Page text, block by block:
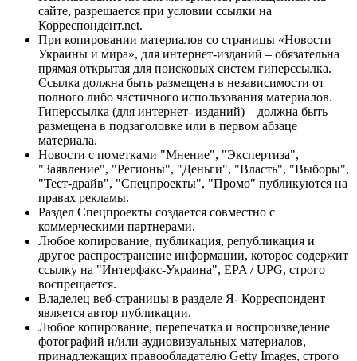
сайте, разрешается при условии ссылки на
Корреспондент.net.
При копировании материалов со страницы «Новости
Украины и мира», для интернет-изданий – обязательна
прямая открытая для поисковых систем гиперссылка.
Ссылка должна быть размещена в независимости от
полного либо частичного использования материалов.
Гиперссылка (для интернет- изданий) – должна быть
размещена в подзаголовке или в первом абзаце
материала.
Новости с пометками "Мнение", "Экспертиза",
"Заявление", "Регионы", "Деньги", "Власть", "Выборы",
"Тест-драйв", "Спецпроекты", "Промо" публикуются на
правах рекламы.
Раздел Спецпроекты создается совместно с
коммерческими партнерами.
Любое копирование, публикация, републикация и
другое распространение информации, которое содержит
ссылку на "Интерфакс-Украина", EPA / UPG, строго
воспрещается.
Владелец веб-страницы в разделе Я- Корреспондент
является автор публикации.
Любое копирование, перепечатка и воспроизведение
фотографий и/или аудиовизуальных материалов,
принадлежащих правообладателю Getty Images, строго